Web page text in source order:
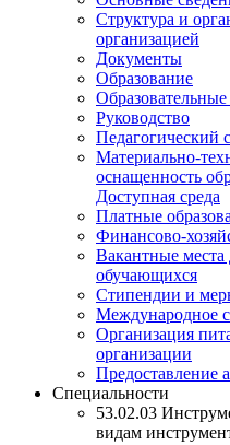
Структура и
организацией
Документы
Образование
Руководство
Педагогический
Материально-
оснащенность
Доступная среда
Платные
Финансово-
Вакантные места
обучающихся
Стипендии и
Международное
Организация
организации
Предоставление
Специальности
53.02.03
видам